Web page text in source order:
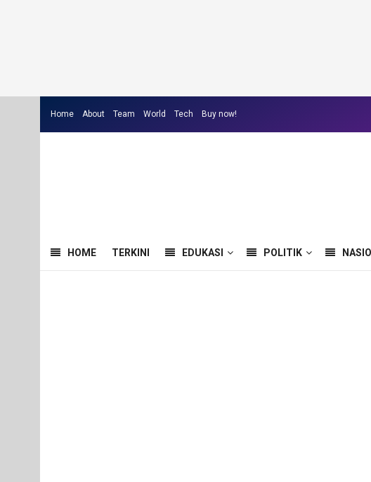
Home About Team World Tech Buy now!
HOME TERKINI EDUKASI POLITIK